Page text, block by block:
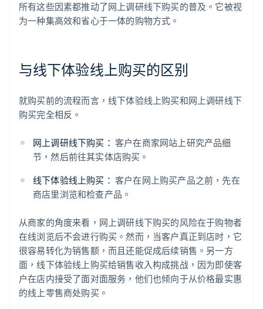
所有这些因素都推动了网上调研线下购买的普及。它被视
为一种集高效和省心于一体的购物方式。
与线下体验线上购买的区别
就购买前的流程而言，线下体验线上购买和网上调研线下
购买完全相反。
网上调研线下购买： 客户在商家网站上研究产品细
节，然后前往其实体店购买。
线下体验线上购买： 客户在网上购买产品之前，先在
商店里浏览和检查产品。
从商家的角度来看，网上调研线下购买的风险在于购物者
在线浏览后不会进行购买。然而，当客户真正到店时，它
很容易转化为销售额，而且还能促成后续销售。另一方
面，线下体验线上购买给销售收入构成挑战，因为即使客
户在店内接受了面对面服务，他们也倾向于从价格最实惠
的线上零售商处购买。